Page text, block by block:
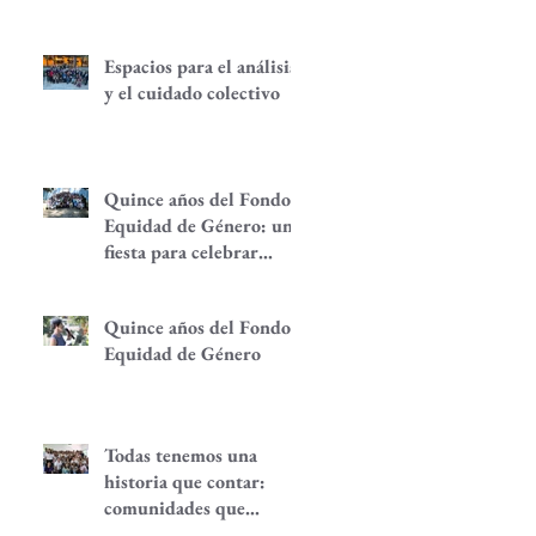
Espacios para el análisis
y el cuidado colectivo
Quince años del Fondo
Equidad de Género: una
fiesta para celebrar
mujeres y alternativas
económicas
Quince años del Fondo
Equidad de Género
Todas tenemos una
historia que contar:
comunidades que